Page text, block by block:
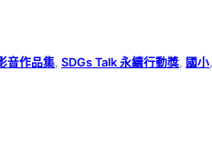
音作品集, SDGs Talk 永續行動獎, 國小